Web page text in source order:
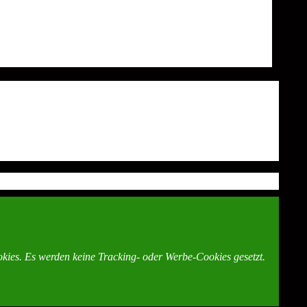
Es werden keine Tracking- oder Werbe-Cookies gesetzt.